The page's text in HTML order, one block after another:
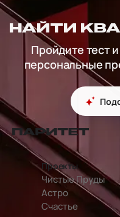
НАЙТИ
Пройдите тест
персональные
перейти на главную
Проекты
Чистые Пруды
Астро
Счастье